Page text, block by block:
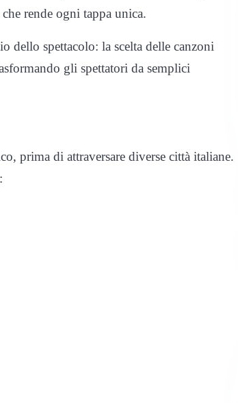
rende ogni tappa unica.
dello spettacolo: la scelta delle canzoni
gli spettatori da semplici
prima di attraversare diverse città italiane.